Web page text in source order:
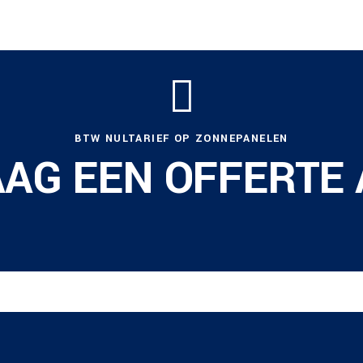
BTW NULTARIEF OP ZONNEPANELEN
EEN OFFERTE